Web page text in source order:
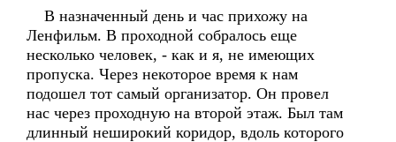
В назначенный день и час прихожу на
Ленфильм. В проходной собралось еще
несколько человек, - как и я, не имеющих
пропуска. Через некоторое время к нам
подошел тот самый организатор. Он провел
нас через проходную на второй этаж. Был там
длинный неширокий коридор, вдоль которого